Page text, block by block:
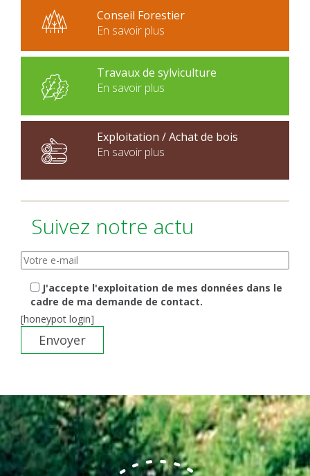
Conseil Forestier
En savoir plus
Travaux de sylviculture
En savoir plus
Exploitation / Achat de bois
En savoir plus
Suivez notre actu
J'accepte l'exploitation de mes données dans le
cadre de ma demande de contact.
[honeypot login]